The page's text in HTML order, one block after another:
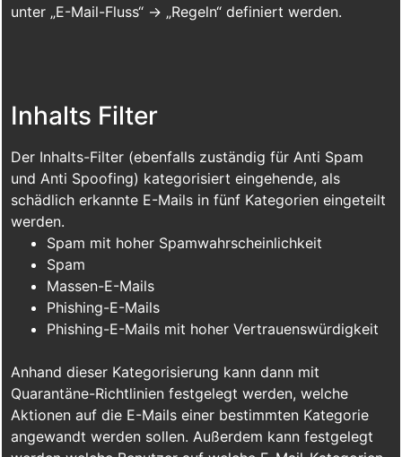
unter „E-Mail-Fluss“ -> „Regeln“ definiert werden.
Inhalts Filter
Der Inhalts-Filter (ebenfalls zuständig für Anti Spam
und Anti Spoofing) kategorisiert eingehende, als
schädlich erkannte E-Mails in fünf Kategorien eingeteilt
werden.
Spam mit hoher Spamwahrscheinlichkeit
Spam
Massen-E-Mails
Phishing-E-Mails
Phishing-E-Mails mit hoher Vertrauenswürdigkeit
Anhand dieser Kategorisierung kann dann mit
Quarantäne-Richtlinien festgelegt werden, welche
Aktionen auf die E-Mails einer bestimmten Kategorie
angewandt werden sollen. Außerdem kann festgelegt